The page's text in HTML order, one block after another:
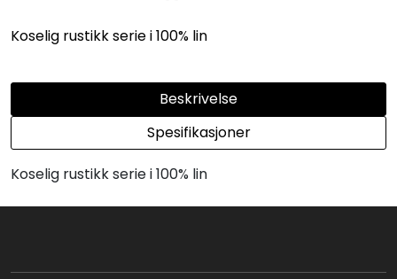
Koselig rustikk serie i 100% lin
Beskrivelse
Spesifikasjoner
Koselig rustikk serie i 100% lin